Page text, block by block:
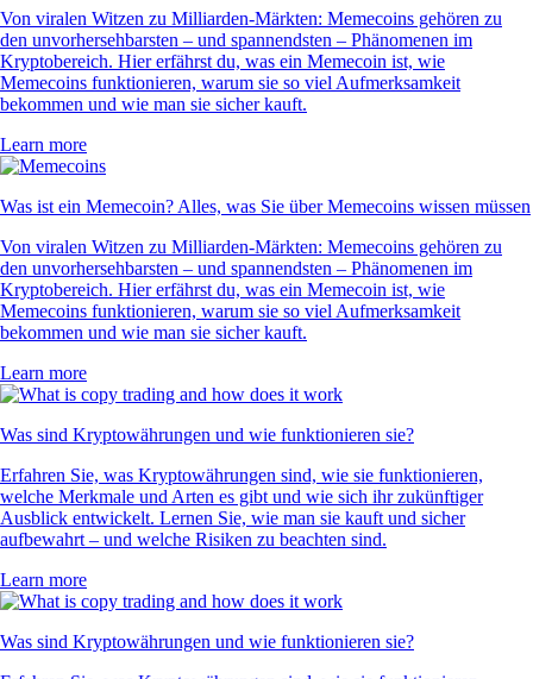
Von viralen Witzen zu Milliarden-Märkten: Memecoins gehören zu
den unvorhersehbarsten – und spannendsten – Phänomenen im
Kryptobereich. Hier erfährst du, was ein Memecoin ist, wie
Memecoins funktionieren, warum sie so viel Aufmerksamkeit
bekommen und wie man sie sicher kauft.
Learn more
Was ist ein Memecoin? Alles, was Sie über Memecoins wissen müssen
Von viralen Witzen zu Milliarden-Märkten: Memecoins gehören zu
den unvorhersehbarsten – und spannendsten – Phänomenen im
Kryptobereich. Hier erfährst du, was ein Memecoin ist, wie
Memecoins funktionieren, warum sie so viel Aufmerksamkeit
bekommen und wie man sie sicher kauft.
Learn more
Was sind Kryptowährungen und wie funktionieren sie?
Erfahren Sie, was Kryptowährungen sind, wie sie funktionieren,
welche Merkmale und Arten es gibt und wie sich ihr zukünftiger
Ausblick entwickelt. Lernen Sie, wie man sie kauft und sicher
aufbewahrt – und welche Risiken zu beachten sind.
Learn more
Was sind Kryptowährungen und wie funktionieren sie?